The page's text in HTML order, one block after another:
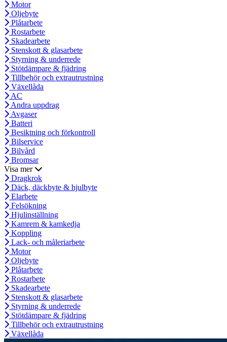
Motor
Oljebyte
Plåtarbete
Rostarbete
Skadearbete
Stenskott & glasarbete
Styrning & underrede
Stötdämpare & fjädring
Tillbehör och extrautrustning
Växellåda
AC
Andra uppdrag
Avgaser
Batteri
Besiktning och förkontroll
Bilservice
Bilvård
Bromsar
Visa mer
Dragkrok
Däck, däckbyte & hjulbyte
Elarbete
Felsökning
Hjulinställning
Kamrem & kamkedja
Koppling
Lack- och måleriarbete
Motor
Oljebyte
Plåtarbete
Rostarbete
Skadearbete
Stenskott & glasarbete
Styrning & underrede
Stötdämpare & fjädring
Tillbehör och extrautrustning
Växellåda